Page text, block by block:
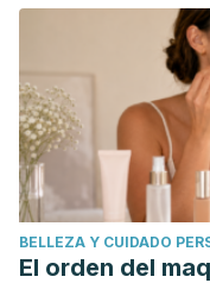
BELLEZA Y CUIDADO
El orden del